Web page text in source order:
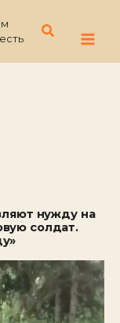
Поиск
нужду на
солдат.